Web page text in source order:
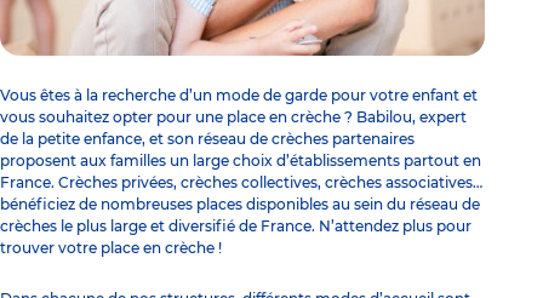
Vous êtes à la recherche d’un mode de garde pour votre enfant et
vous souhaitez opter pour une place en crèche ? Babilou, expert
de la petite enfance, et son réseau de crèches partenaires
proposent aux familles un large choix d’établissements partout en
France. Crèches privées, crèches collectives, crèches associatives…
bénéficiez de nombreuses places disponibles au sein du réseau de
crèches le plus large et diversifié de France. N’attendez plus pour
trouver votre place en crèche !